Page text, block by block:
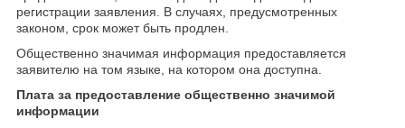
регистрации заявления. В случаях, предусмотренных
законом, срок может быть продлен.
Общественно значимая информация предоставляется
заявителю на том языке, на котором она доступна.
Плата за предоставление общественно значимой
информации